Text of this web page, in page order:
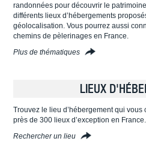
randonnées pour découvrir le
différents lieux d’hébergements
géolocalisation. Vous pourrez aussi
chemins de pèlerinages en France.
Plus de thématiques
LIEUX
Trouvez le lieu d’hébergement qui
près de 300 lieux d’exception en France.
Rechercher un lieu